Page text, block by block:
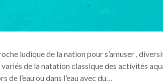
ludique de la nation pour s’amuser ,
de la natation classique des activités
l’eau ou dans l’eau avec du…